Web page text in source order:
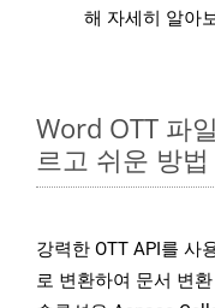
해 자세히 알아
Word OTT 파
르고 쉬운 방법
강력한 OTT API를 사
로 변환하여 문서 변